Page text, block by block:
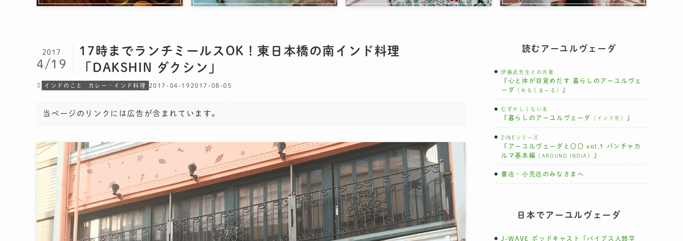
17時までランチミールスOK！東日本橋の南インド料理
「DAKSHIN ダクシン」
2017
4/19
インドのこと カレー・インド料理 2017-04-19 2017-08-05
当ページのリンクには広告が含まれています。
読むアーユルヴェーダ
伊藤武先生との共著
『心と体が目覚めだす 暮らしのアーユルヴェ
ーダ
（めるくまーる） 』
むずかしくない本
『暮らしのアーユルヴェーダ （インド号） 』
ZINEシリーズ
『アーユルヴェーダと〇〇 vol.1 パンチャカ
ルマ基本編
（AROUND INDIA） 』
書店・小売店のみなさまへ
日本でアーユルヴェーダ
J-WAVE ポッドキャスト「バイブス人類学